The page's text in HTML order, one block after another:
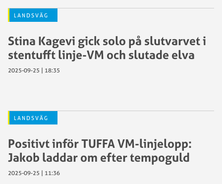
LANDSVÄG
Stina Kagevi gick solo på slutvarvet i
stentufft linje-VM och slutade elva
2025-09-25 | 18:35
LANDSVÄG
Positivt inför TUFFA VM-linjelopp:
Jakob laddar om efter tempoguld
2025-09-25 | 11:36